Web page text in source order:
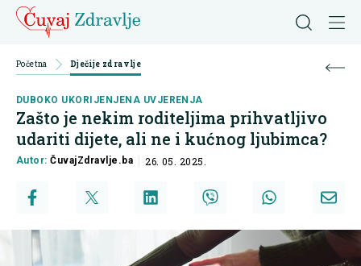
Početna Dječije zdravlje
DUBOKO UKORIJENJENA UVJERENJA
Zašto je nekim roditeljima prihvatljivo
udariti dijete, ali ne i kućnog ljubimca?
Autor:ČuvajZdravlje.ba 26. 05. 2025.